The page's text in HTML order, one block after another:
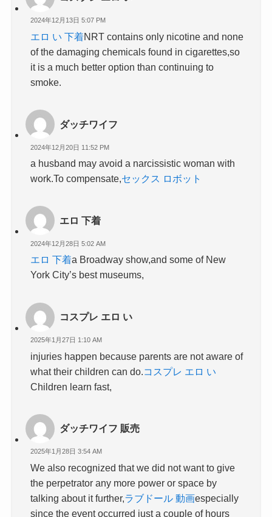
2024年12月13日 5:07 PM
エロ い 下着NRT contains only nicotine and none
of the damaging chemicals found in cigarettes,so
it is a much better option than continuing to
smoke.
ダッチワイフ
2024年12月20日 11:52 PM
a husband may avoid a narcissistic woman with
work.To compensate,セックス ロボット
エロ 下着
2024年12月28日 5:02 AM
エロ 下着a Broadway show,and some of New
York City’s best museums,
コスプレ エロ い
2025年1月27日 1:10 AM
injuries happen because parents are not aware of
what their children can do.コスプレ エロ い
Children learn fast,
ダッチワイフ 販売
2025年1月28日 3:54 AM
We also recognized that we did not want to give
the perpetrator any more power or space by
talking about it further,ラブドール 動画especially
since the event occurred just a couple of hours